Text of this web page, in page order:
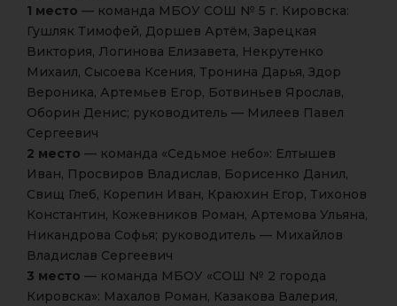
1 место — команда МБОУ СОШ № 5 г. Кировска:
Гушляк Тимофей, Доршев Артём, Зарецкая
Виктория, Логинова Елизавета, Некрутенко
Михаил, Сысоева Ксения, Тронина Дарья, Здор
Вероника, Артемьев Егор, Ботвиньев Ярослав,
Оборин Денис; руководитель — Милеев Павел
Сергеевич
2 место — команда «Седьмое небо»: Елтышев
Иван, Просвиров Владислав, Борисенко Данил,
Свищ Глеб, Корепин Иван, Краюхин Егор, Тихонов
Константин, Кожевников Роман, Артемова Ульяна,
Никандрова Софья; руководитель — Михайлов
Владислав Сергеевич
3 место — команда МБОУ «СОШ № 2 города
Кировска»: Махалов Роман, Казакова Валерия,